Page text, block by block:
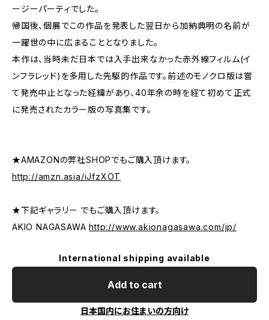
ージーパーティでした。
帰国後、個展でこの作品を発表した翌日から加納典明の名前が
一躍世の中に広まることとなりました。
本作は、当時未だ日本では入手出来なかった赤外線フィルム(イ
ンフラレッド)を多用した先駆的作品です。前述のモノクロ版は嘗
て発売中止となった経緯があり、40年余の時を経て初めて正式
に発売されたカラー版の写真集です。
★AMAZONの弊社SHOPでもご購入頂けます。
http://amzn.asia/iJfzXOT
★下記ギャラリー でもご購入頂けます。
AKIO NAGASAWAhttp://www.akionagasawa.com/jp/
International shipping available
Add to cart
日本国内にお住まいの方向け